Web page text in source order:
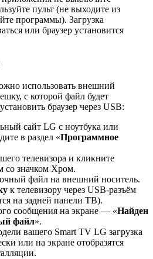
пульт (не выходите из
программы). Загрузка
или браузер установится
использовать внешний
с которой файл будет
браузер через USB:
сайт LG с ноутбука или
в раздел «Программное
телевизора и кликните
со значком Хром.
файл на внешний носитель.
к телевизору через USB-разъём
на задней панели ТВ).
сообщения на экране — «Найден
файл».
вашего Smart TV LG загрузка
или на экране отобразятся